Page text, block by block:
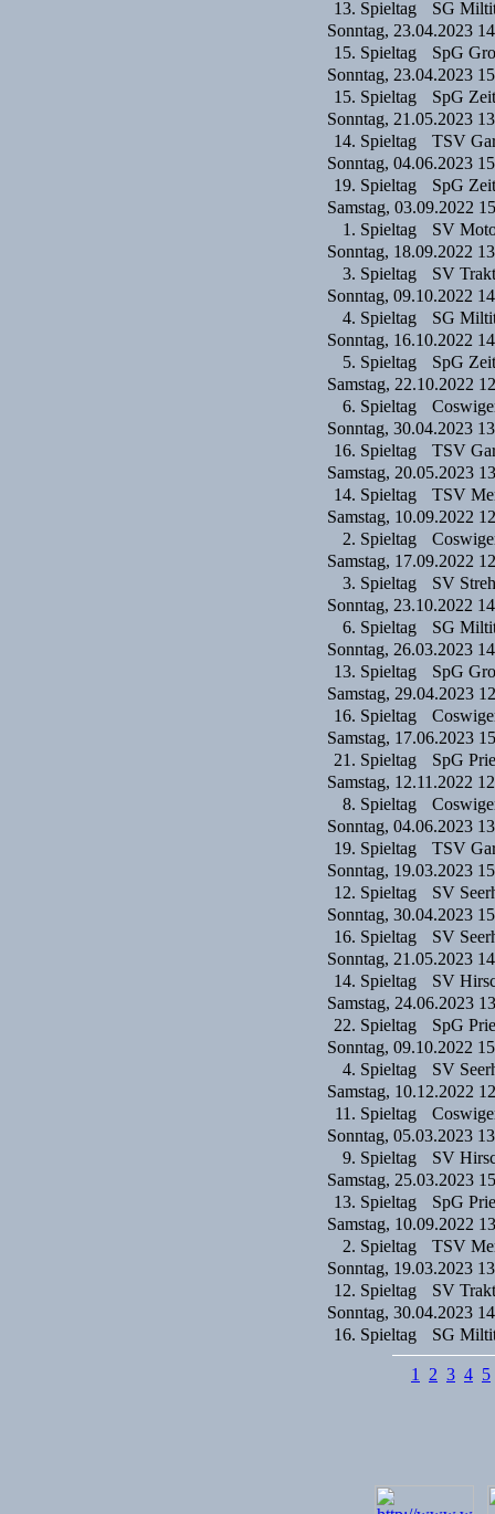
13. Spieltag
SG
Sonntag, 23.04.2023
15. Spieltag
SpG
Sonntag, 23.04.2023
15. Spieltag
SpG
Sonntag, 21.05.2023
14. Spieltag
TSV
Sonntag, 04.06.2023
19. Spieltag
SpG
Samstag, 03.09.2022
1. Spieltag
SV
Sonntag, 18.09.2022
3. Spieltag
SV
Sonntag, 09.10.2022
4. Spieltag
SG
Sonntag, 16.10.2022
5. Spieltag
SpG
Samstag, 22.10.2022
6. Spieltag
Sonntag, 30.04.2023
16. Spieltag
TSV
Samstag, 20.05.2023
14. Spieltag
TSV
Samstag, 10.09.2022
2. Spieltag
Samstag, 17.09.2022
3. Spieltag
SV
Sonntag, 23.10.2022
6. Spieltag
SG
Sonntag, 26.03.2023
13. Spieltag
SpG
Samstag, 29.04.2023
16. Spieltag
Samstag, 17.06.2023
21. Spieltag
SpG
Samstag, 12.11.2022
8. Spieltag
Sonntag, 04.06.2023
19. Spieltag
TSV
Sonntag, 19.03.2023
12. Spieltag
SV
Sonntag, 30.04.2023
16. Spieltag
SV
Sonntag, 21.05.2023
14. Spieltag
SV
Samstag, 24.06.2023
22. Spieltag
SpG
Sonntag, 09.10.2022
4. Spieltag
SV
Samstag, 10.12.2022
11. Spieltag
Sonntag, 05.03.2023
9. Spieltag
SV
Samstag, 25.03.2023
13. Spieltag
SpG
Samstag, 10.09.2022
2. Spieltag
TSV
Sonntag, 19.03.2023
12. Spieltag
SV
Sonntag, 30.04.2023
16. Spieltag
SG
1 2 3 4 5